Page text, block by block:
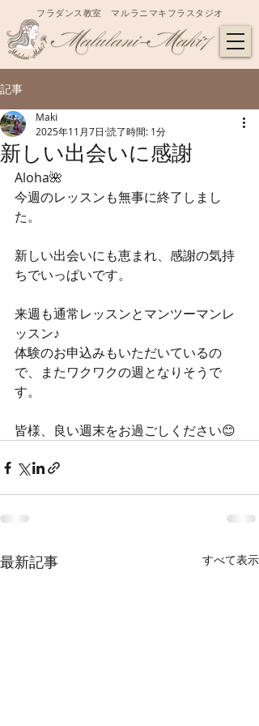
フラダンス教室 マルラニマキフラスタジオ
記事
新しい出会いに感謝
Maki
2025年11月7日 読了時間: 1分
Aloha🌺
今週のレッスンも無事に終了しまし
た。
新しい出会いにも恵まれ、感謝の気持
ちでいっぱいです。
来週も通常レッスンとマンツーマンレ
ッスン♪
体験のお申込みもいただいているの
で、またワクワクの週となりそうで
す。
皆様、良い週末をお過ごしください😊
最新記事 すべて表示